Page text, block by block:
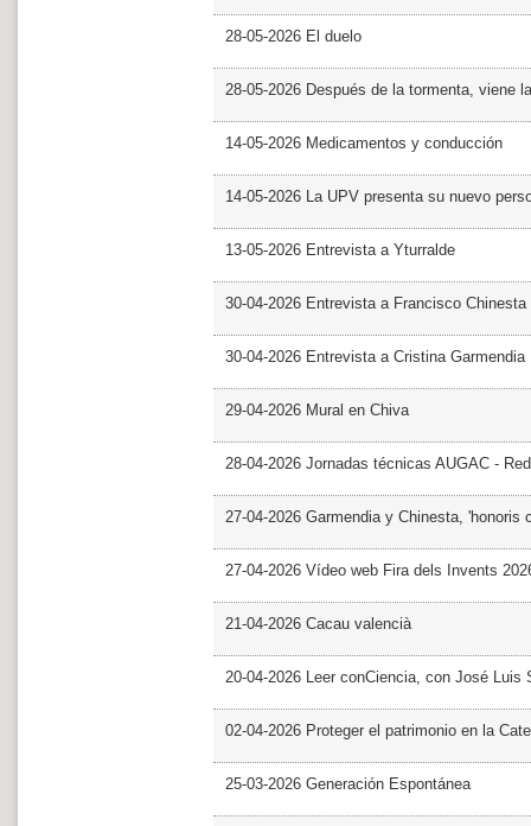
28-05-2026 El duelo
28-05-2026 Después de la tormenta, viene
14-05-2026 Medicamentos y conducción
14-05-2026 La UPV presenta su nuevo
13-05-2026 Entrevista a Yturralde
30-04-2026 Entrevista a Francisco Chinesta
30-04-2026 Entrevista a Cristina Garmendia
29-04-2026 Mural en Chiva
28-04-2026 Jornadas técnicas AUGAC -
27-04-2026 Garmendia y Chinesta, 'honoris
27-04-2026 Vídeo web Fira dels Invents
21-04-2026 Cacau valencià
20-04-2026 Leer conCiencia, con José Luis
02-04-2026 Proteger el patrimonio en la
25-03-2026 Generación Espontánea